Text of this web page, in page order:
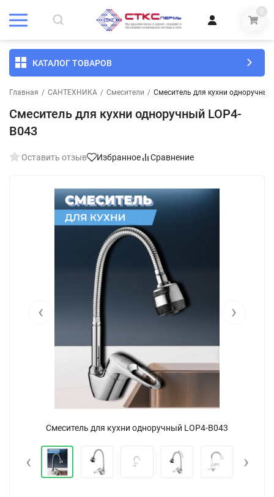
0
КАТАЛОГ ТОВАРОВ
Главная / САНТЕХНИКА / Смесители / Смеситель для кухни одноручный
Смеситель для кухни одноручный LOP4-
B043
Оставить отзыв Избранное Сравнение
Смеситель для кухни одноручный LOP4-B043
‹ ›
‹ ›